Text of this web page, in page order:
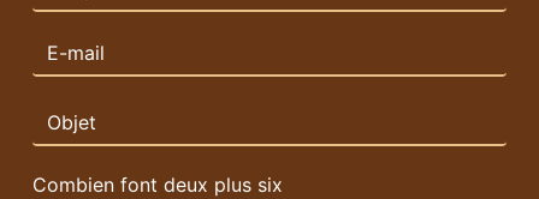
Combien font deux plus six